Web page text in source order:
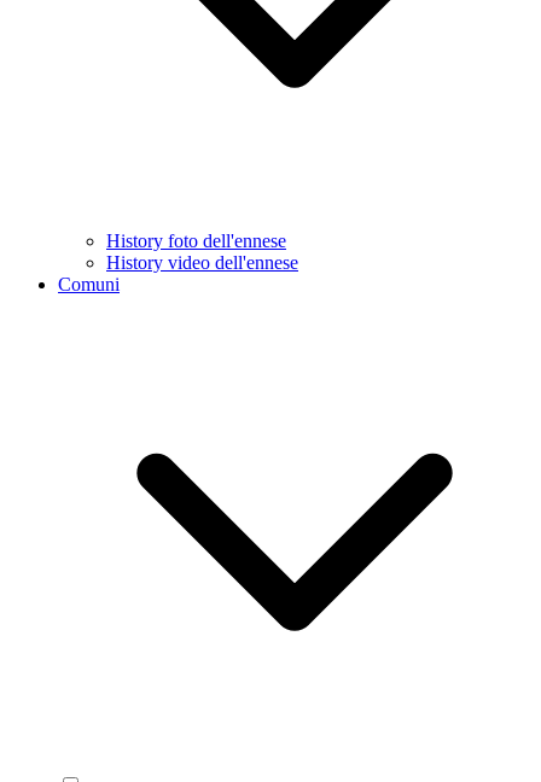
History foto dell'ennese
History video dell'ennese
Comuni